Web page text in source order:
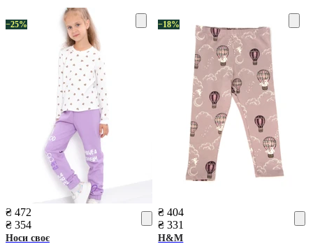
−25%
₴ 472
₴ 354
Носи своє
−18%
₴ 404
₴ 331
H&M